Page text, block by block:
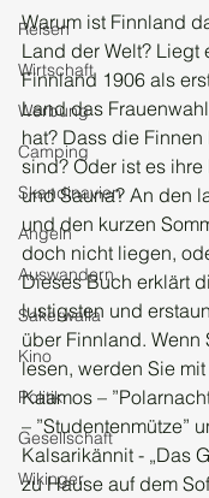
Reisen
Wirtschaft
Werbung
Camping
Skandinavien
Angeln
Auswandern
Sakerwalla
Kino
Politik
Gesellschaft
Wikinger
Warum ist Finnland
Land der Welt? Liegt
Finnland 1906 als
Land das
hat? Dass die Finnen
sind? Oder ist es
und Sauna? An den
und den kurzen
doch nicht liegen,
Dieses Buch erklärt
lustigsten und
über Finnland. Wenn
lesen, werden Sie
Kaamos –
– ”Studentenmütze”
Kalsarikännit - „Das
zu Hause auf dem